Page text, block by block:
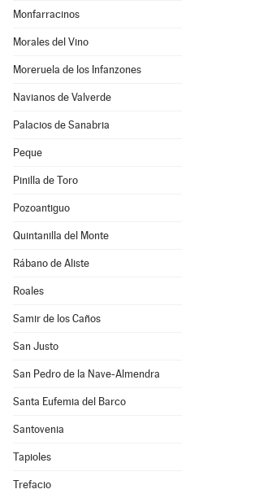
Monfarracinos
Morales del Vino
Moreruela de los Infanzones
Navianos de Valverde
Palacios de Sanabria
Peque
Pinilla de Toro
Pozoantiguo
Quintanilla del Monte
Rábano de Aliste
Roales
Samir de los Caños
San Justo
San Pedro de la Nave-Almendra
Santa Eufemia del Barco
Santovenia
Tapioles
Trefacio